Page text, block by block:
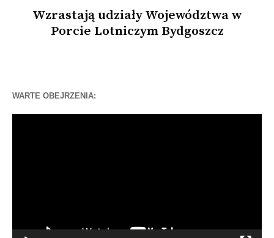
Wzrastają udziały Województwa w
Porcie Lotniczym Bydgoszcz
WARTE OBEJRZENIA: